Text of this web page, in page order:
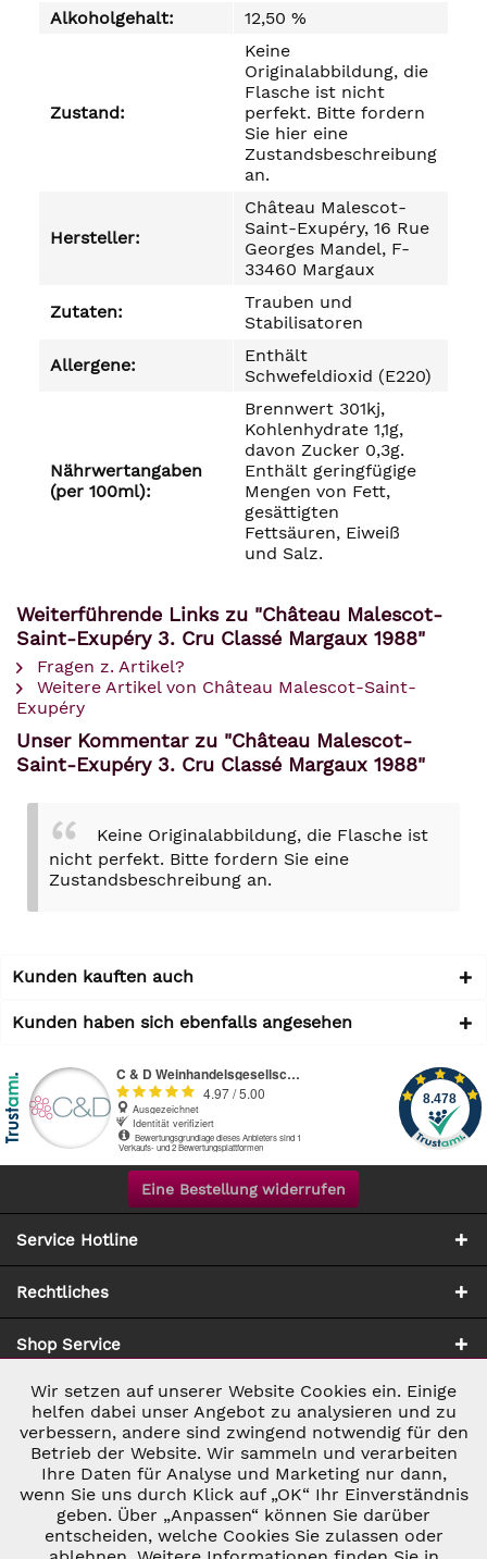
Alkoholgehalt:
12,50 %
Zustand:
Keine
Originalabbildung, die
Flasche ist nicht
perfekt. Bitte fordern
Sie hier eine
Zustandsbeschreibung
an.
Hersteller:
Château Malescot-
Saint-Exupéry, 16 Rue
Georges Mandel, F-
33460 Margaux
Zutaten:
Trauben und
Stabilisatoren
Allergene:
Enthält
Schwefeldioxid (E220)
Nährwertangaben
(per 100ml):
Brennwert 301kj,
Kohlenhydrate 1,1g,
davon Zucker 0,3g.
Enthält geringfügige
Mengen von Fett,
gesättigten
Fettsäuren, Eiweiß
und Salz.
Weiterführende Links zu "Château Malescot-
Saint-Exupéry 3. Cru Classé Margaux 1988"
Fragen z. Artikel?
Weitere Artikel von Château Malescot-Saint-
Exupéry
Unser Kommentar zu "Château Malescot-
Saint-Exupéry 3. Cru Classé Margaux 1988"
Keine Originalabbildung, die Flasche ist
nicht perfekt. Bitte fordern Sie eine
Zustandsbeschreibung an.
Kunden kauften auch
Kunden haben sich ebenfalls angesehen
Eine Bestellung widerrufen
Service Hotline
Rechtliches
Shop Service
Zahlung & Versand
* ALLE PREISE INKL. GESETZL. UMSATZSTEUER ZZGL.
Notwendig Aktiv
Marketing Inaktiv
Tracking Inaktiv
Wir setzen auf unserer Website Cookies ein. Einige
helfen dabei unser Angebot zu analysieren und zu
verbessern, andere sind zwingend notwendig für den
Betrieb der Website. Wir sammeln und verarbeiten
Ihre Daten für Analyse und Marketing nur dann,
wenn Sie uns durch Klick auf „OK“ Ihr Einverständnis
geben. Über „Anpassen“ können Sie darüber
entscheiden, welche Cookies Sie zulassen oder